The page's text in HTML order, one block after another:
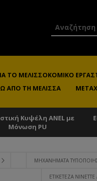
ΤΟ ΜΕΛΙΣΣΟΚΟΜΙΚΌ
ΑΠΌ ΤΗ ΜΈΛΙΣΣΑ
Κυψέλη ANEL με
Μόνωση PU
ΜΗΧΑΝΉΜΑΤΑ
ΕΤΙΚΕΤΈΖΑ